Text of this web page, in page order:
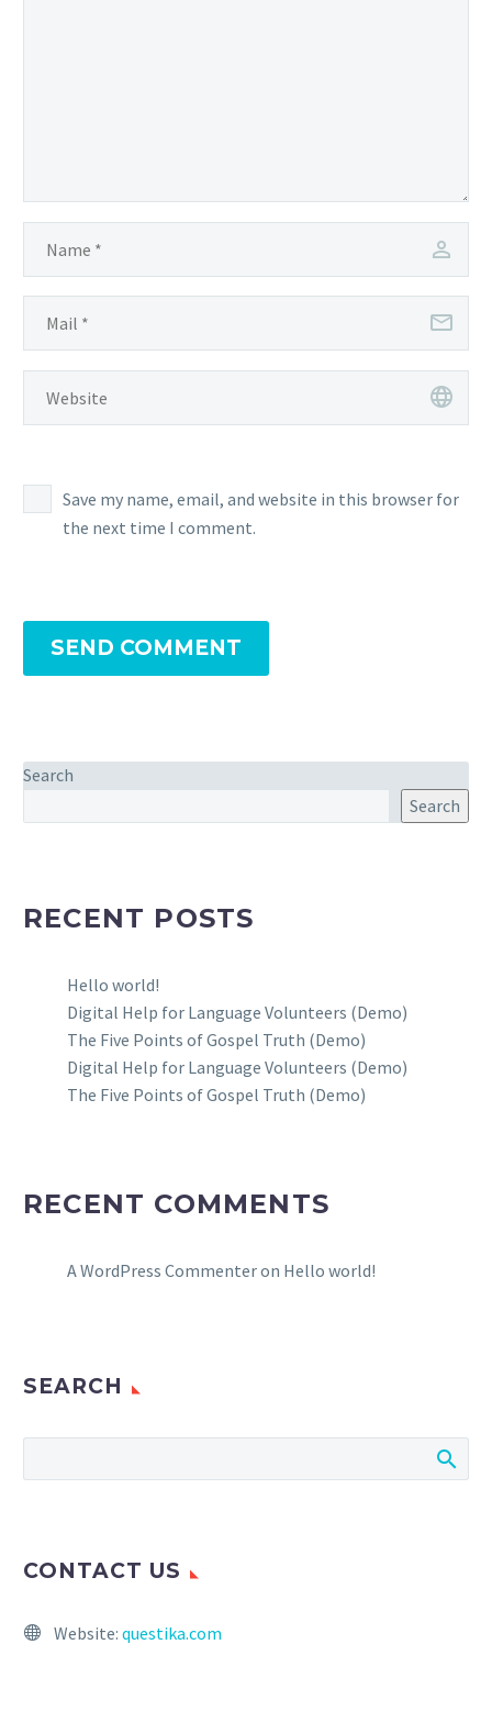
Save my name, email, and website in this browser for
the next time I comment.
SEND COMMENT
Search
Search
RECENT POSTS
Hello world!
Digital Help for Language Volunteers (Demo)
The Five Points of Gospel Truth (Demo)
Digital Help for Language Volunteers (Demo)
The Five Points of Gospel Truth (Demo)
RECENT COMMENTS
A WordPress Commenteron Hello world!
SEARCH
CONTACT US
Website: questika.com